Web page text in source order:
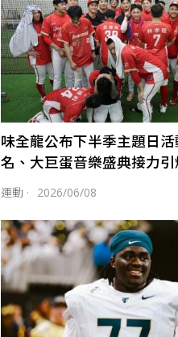
味全龍公布下半季主題日
名、大巨蛋音樂盛典接力引
運動 · 2026/06/08